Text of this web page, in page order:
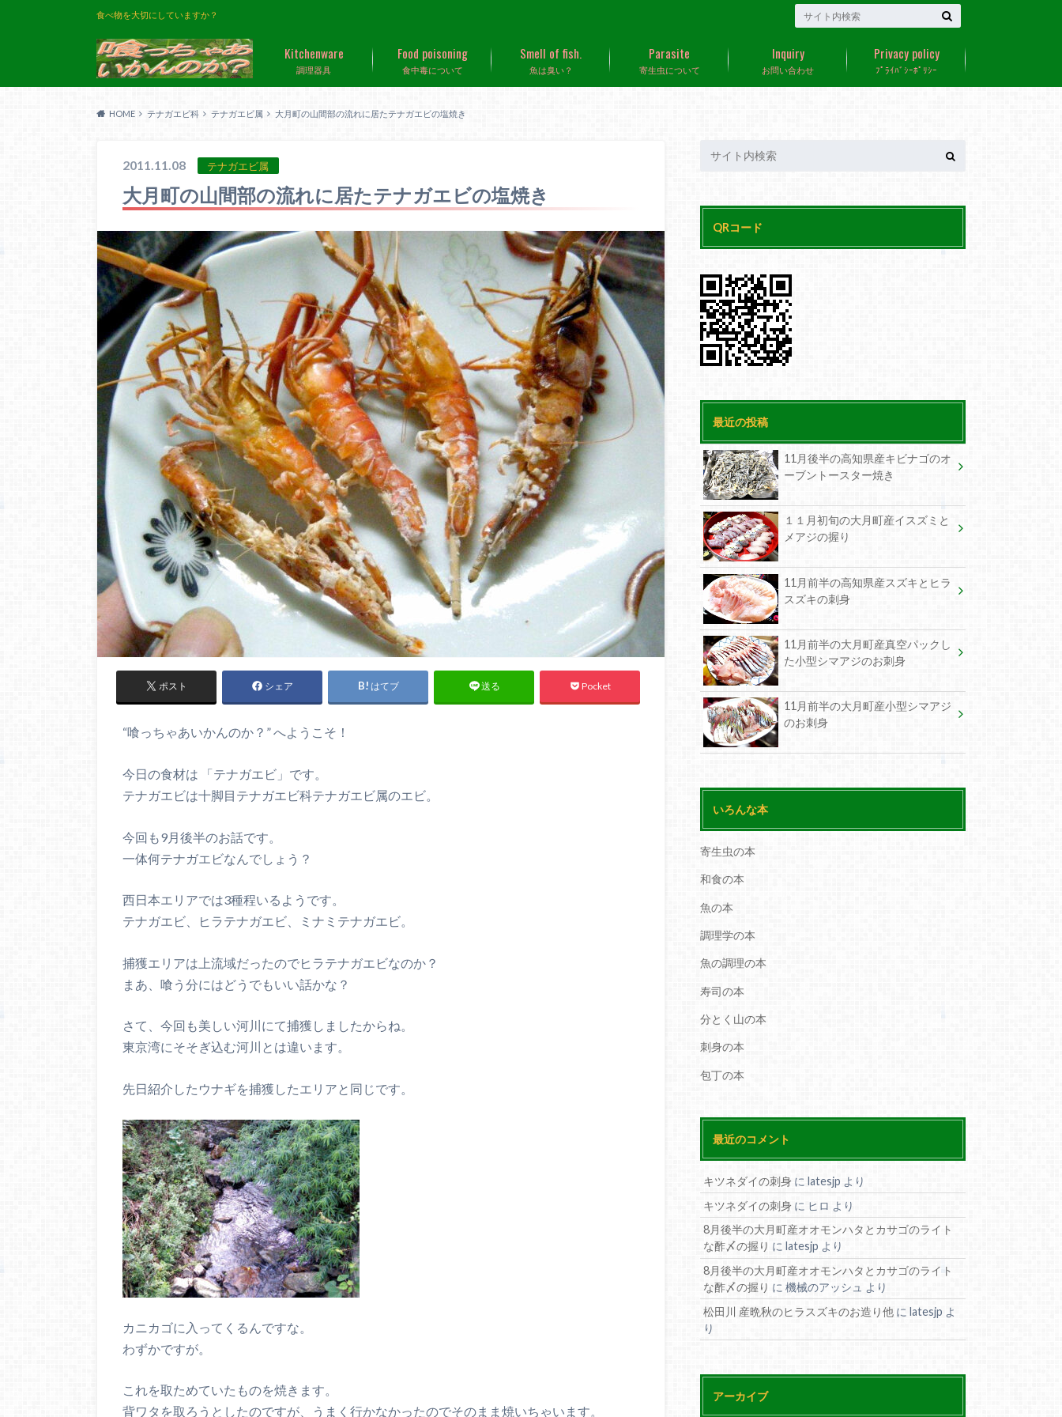
食べ物を大切にしていますか？
調理器具
Kitchenware
食中毒について
Food poisoning
魚は臭い？
Smell of fish.
寄生虫について
Parasite
お問い合わせ
Inquiry
ﾌﾟﾗｲﾊﾞｼｰﾎﾟﾘｼｰ
Privacy policy
HOME テナガエビ科 テナガエビ属 大月町の山間部の流れに居たテナガエビの塩焼き
2011.11.08 テナガエビ属
大月町の山間部の流れに居たテナガエビの塩焼き
ポスト シェア はてブ 送る Pocket
“喰っちゃあいかんのか？” へようこそ！
今日の食材は 「テナガエビ」です。
テナガエビは十脚目テナガエビ科テナガエビ属のエビ。
今回も9月後半のお話です。
一体何テナガエビなんでしょう？
西日本エリアでは3種程いるようです。
テナガエビ、ヒラテナガエビ、ミナミテナガエビ。
捕獲エリアは上流域だったのでヒラテナガエビなのか？
まあ、喰う分にはどうでもいい話かな？
さて、今回も美しい河川にて捕獲しましたからね。
東京湾にそそぎ込む河川とは違います。
先日紹介したウナギを捕獲したエリアと同じです。
カニカゴに入ってくるんですな。
わずかですが。
これを取ためていたものを焼きます。
背ワタを取ろうとしたのですが、うまく行かなかったのでそのまま焼いちゃいます。
QRコード
最近の投稿
11月後半の高知県産キビナゴのオ
ーブントースター焼き
１１月初旬の大月町産イスズミと
メアジの握り
11月前半の高知県産スズキとヒラ
スズキの刺身
11月前半の大月町産真空パックし
た小型シマアジのお刺身
11月前半の大月町産小型シマアジ
のお刺身
いろんな本
寄生虫の本
和食の本
魚の本
調理学の本
魚の調理の本
寿司の本
分とく山の本
刺身の本
包丁の本
最近のコメント
キツネダイの刺身 にlatesjp より
キツネダイの刺身 に ヒロ より
8月後半の大月町産オオモンハタとカサゴのライト
な酢〆の握り にlatesjp より
8月後半の大月町産オオモンハタとカサゴのライト
な酢〆の握り に機械のアッシュ より
松田川 産晩秋のヒラスズキのお造り他 にlatesjp よ
り
アーカイブ